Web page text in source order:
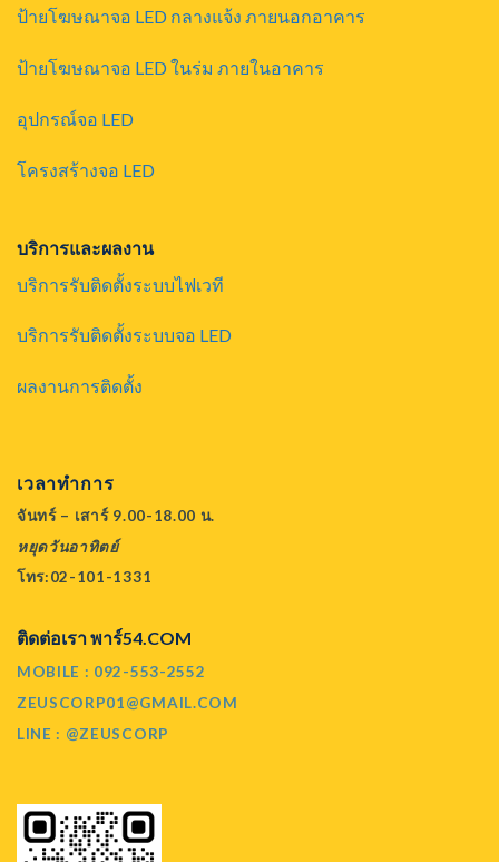
ป้ายโฆษณาจอ LED กลางแจ้ง ภายนอกอาคาร
ป้ายโฆษณาจอ LED ในร่ม ภายในอาคาร
อุปกรณ์จอ LED
โครงสร้างจอ LED
บริการและผลงาน
บริการรับติดตั้งระบบไฟเวที
บริการรับติดตั้งระบบจอ LED
ผลงานการติดตั้ง
เวลาทำการ
จันทร์ – เสาร์ 9.00-18.00 น.
หยุดวันอาทิตย์
โทร:02-101-1331
ติดต่อเรา พาร์54.COM
MOBILE : 092-553-2552
ZEUSCORP01@GMAIL.COM
LINE : @ZEUSCORP